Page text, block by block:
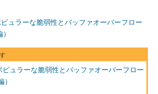
しているバッファは、入力データ（および
あること
くるデータがどのくらいあるかを事前に知
読み込んでみなければ分かりません。この前
無理があったわけです。
ュラーな脆弱性とバッファオーバーフロー
ピュラーな脆弱性とバッファオーバーフロー
）